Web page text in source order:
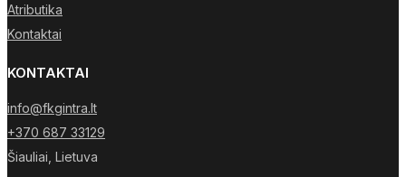
Atributika
Kontaktai
KONTAKTAI
info@fkgintra.lt
+370 687 33129
Šiauliai, Lietuva